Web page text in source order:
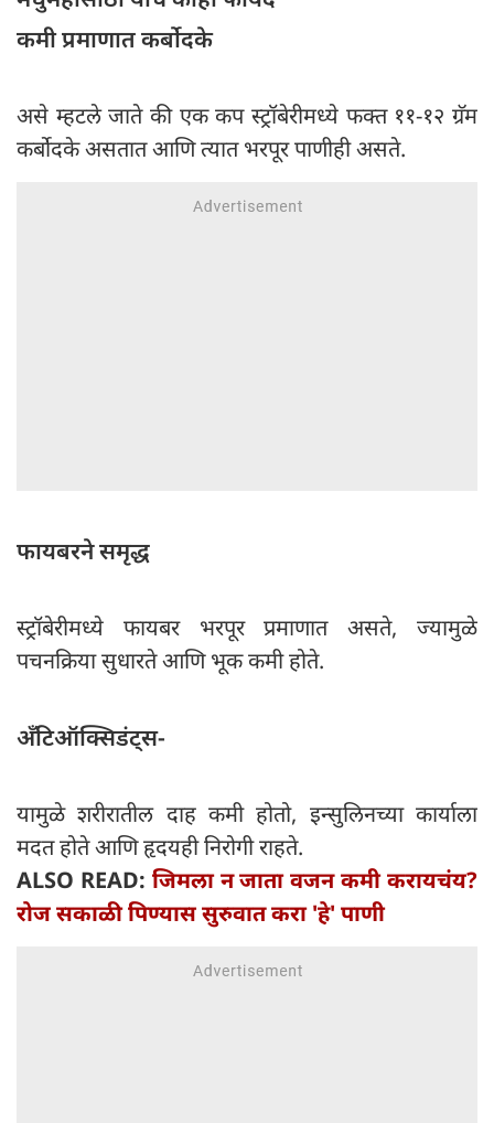
कमी प्रमाणात कर्बोदके
असे म्हटले जाते की एक कप स्ट्रॉबेरीमध्ये फक्त ११-१२ ग्रॅम
कर्बोदके असतात आणि त्यात भरपूर पाणीही असते.
फायबरने समृद्ध
स्ट्रॉबेरीमध्ये फायबर भरपूर प्रमाणात असते, ज्यामुळे
पचनक्रिया सुधारते आणि भूक कमी होते.
अँटिऑक्सिडंट्स-
यामुळे शरीरातील दाह कमी होतो, इन्सुलिनच्या कार्याला
मदत होते आणि हृदयही निरोगी राहते.
ALSO READ: जिमला न जाता वजन कमी करायचंय?
रोज सकाळी पिण्यास सुरुवात करा 'हे' पाणी